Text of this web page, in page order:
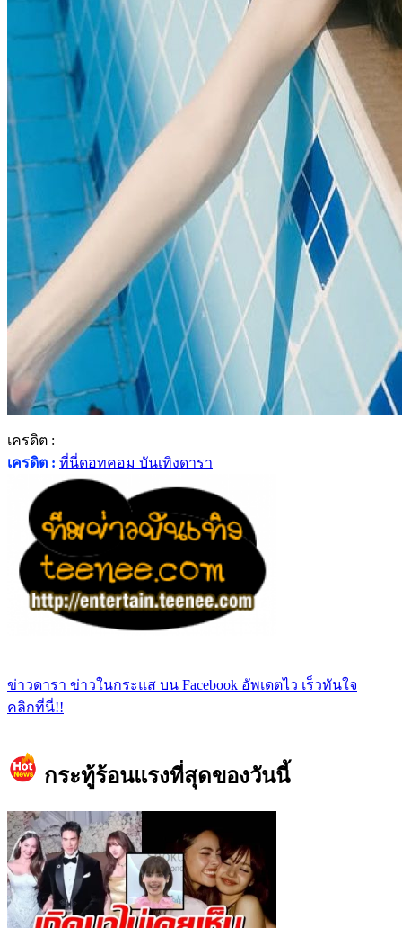
เครดิต :
เครดิต : ที่นี่ดอทคอม บันเทิงดารา
ข่าวดารา ข่าวในกระแส บน Facebook อัพเดตไว เร็วทันใจ
คลิกที่นี่!!
กระทู้ร้อนแรงที่สุดของวันนี้